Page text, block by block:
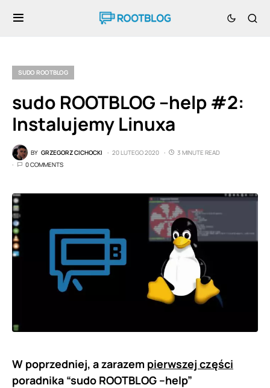
SUDO ROOTBLOG
sudo ROOTBLOG –help #2:
Instalujemy Linuxa
BY GRZEGORZ CICHOCKI 20 LUTEGO 2020
3 MINUTE READ
0 COMMENTS
W poprzedniej, a zarazem pierwszej części
poradnika “sudo ROOTBLOG –help”